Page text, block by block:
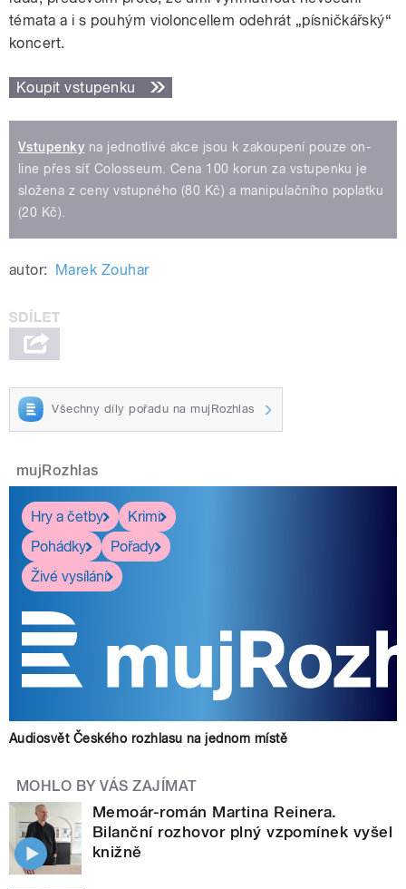
témata a i s pouhým violoncellem odehrát „písničkářský“
koncert.
Koupit vstupenku
Vstupenky na jednotlivé akce jsou k zakoupení pouze on-
line přes síť Colosseum. Cena 100 korun za vstupenku je
složena z ceny vstupného (80 Kč) a manipulačního poplatku
(20 Kč).
autor: Marek Zouhar
Všechny díly pořadu na mujRozhlas
mujRozhlas
Hry a četby
Krimi
Pohádky
Pořady
Živé vysílání
Audiosvět Českého rozhlasu na jednom místě
MOHLO BY VÁS ZAJÍMAT
Memoár-román Martina Reinera.
Bilanční rozhovor plný vzpomínek vyšel
knižně